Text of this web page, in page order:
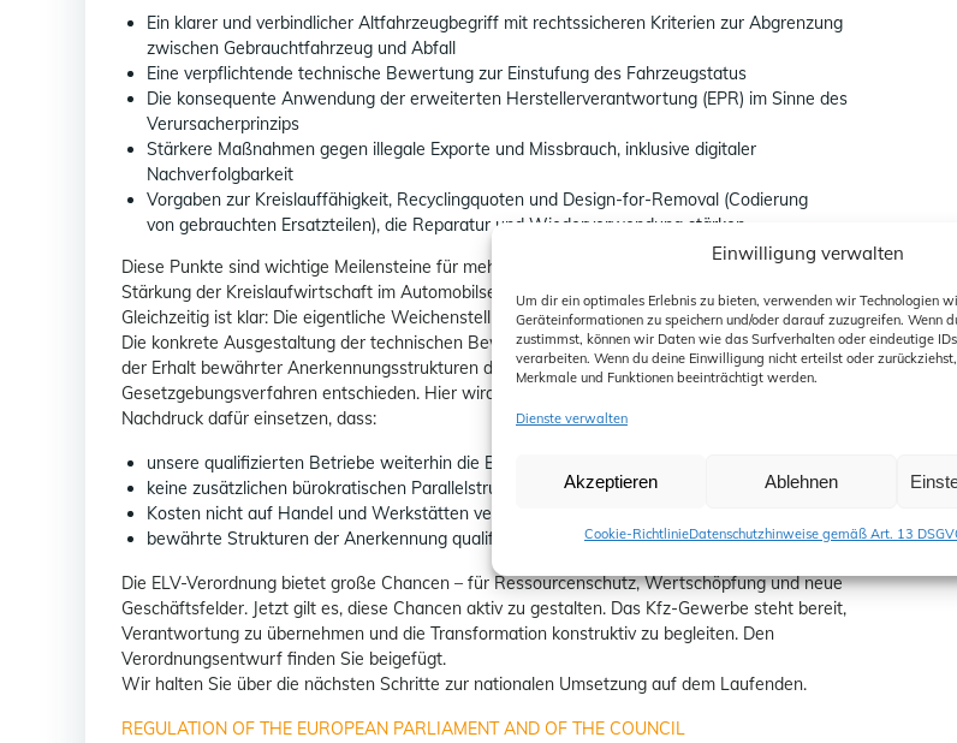
Einwilligung verwalten
Um dir ein optimales Erlebnis zu bieten, verwenden wir Technologien
Geräteinformationen zu speichern und/oder darauf zuzugreifen. Wenn
zustimmst, können wir Daten wie das Surfverhalten oder eindeutige
verarbeiten. Wenn du deine Einwilligung nicht erteilst oder
Merkmale und Funktionen beeinträchtigt werden.
Dienste verwalten
Akzeptieren Ablehnen
Cookie-RichtlinieDatenschutzhinweise gemäß Art. 13
Ein klarer und verbindlicher Altfahrzeugbegriff mit rechtssicheren Kriterien zur Abgrenzung
zwischen Gebrauchtfahrzeug und Abfall
Eine verpflichtende technische Bewertung zur Einstufung des Fahrzeugstatus
Die konsequente Anwendung der erweiterten Herstellerverantwortung (EPR) im Sinne des
Verursacherprinzips
Stärkere Maßnahmen gegen illegale Exporte und Missbrauch, inklusive digitaler
Nachverfolgbarkeit
Vorgaben zur Kreislauffähigkeit, Recyclingquoten und Design-for-Removal (Codierung
von gebrauchten Ersatzteilen), die Reparatur und Wiederverwendung stärken
Diese Punkte sind wichtige Meilensteine für mehr Rechtssicherheit, für fairen Wettbewerb und für die
Stärkung der Kreislaufwirtschaft im Automobilsektor.
Gleichzeitig ist klar: Die eigentliche Weichenstellung erfolgt jetzt auf nationaler Ebene.
Die konkrete Ausgestaltung der technischen Bewertung, die Einbindung qualifizierter Kfz-Betriebe und
der Erhalt bewährter Anerkennungsstrukturen durch Kfz-Innungen werden maßgeblich im nationalen
Gesetzgebungsverfahren entschieden. Hier wird der ZDK sich auf nationaler Ebene weiterhin mit
Nachdruck dafür einsetzen, dass:
unsere qualifizierten Betriebe weiterhin die Bewertung von Fahrzeugen durchführen können
keine zusätzlichen bürokratischen Parallelstrukturen entstehen
Kosten nicht auf Handel und Werkstätten verlagert werden
bewährte Strukturen der Anerkennung qualifizierter Betriebe Kfz-Gewerbes erhalten bleiben.
Die ELV-Verordnung bietet große Chancen – für Ressourcenschutz, Wertschöpfung und neue
Geschäftsfelder. Jetzt gilt es, diese Chancen aktiv zu gestalten. Das Kfz-Gewerbe steht bereit,
Verantwortung zu übernehmen und die Transformation konstruktiv zu begleiten. Den
Verordnungsentwurf finden Sie beigefügt.
Wir halten Sie über die nächsten Schritte zur nationalen Umsetzung auf dem Laufenden.
REGULATION OF THE EUROPEAN PARLIAMENT AND OF THE COUNCIL